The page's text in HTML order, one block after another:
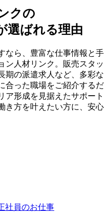
クの
選ばれる理由
なら、豊富な仕事情報と手
ン人材リンク。販売スタッ
期の派遣求人など、多彩な
合った職場をご紹介するだ
ア形成を見据えたサポート
き方を叶えたい方に、安心
社員のお仕事